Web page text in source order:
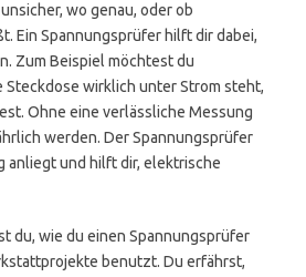
wo genau, oder ob
Ein Spannungsprüfer hilft dir dabei,
Zum Beispiel möchtest du
Steckdose wirklich unter Strom steht,
Ohne eine verlässliche Messung
werden. Der Spannungsprüfer
anliegt und hilft dir, elektrische
du, wie du einen Spannungsprüfer
benutzt. Du erfährst,